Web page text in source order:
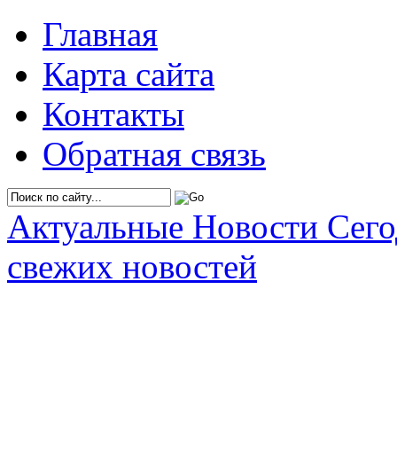
Главная
Карта сайта
Контакты
Обратная связь
Актуальные Новости
свежих новостей